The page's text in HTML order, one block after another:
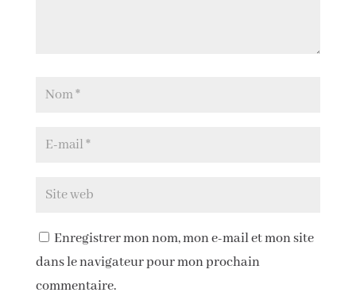
Enregistrer mon nom, mon e-mail et mon site
dans le navigateur pour mon prochain
commentaire.